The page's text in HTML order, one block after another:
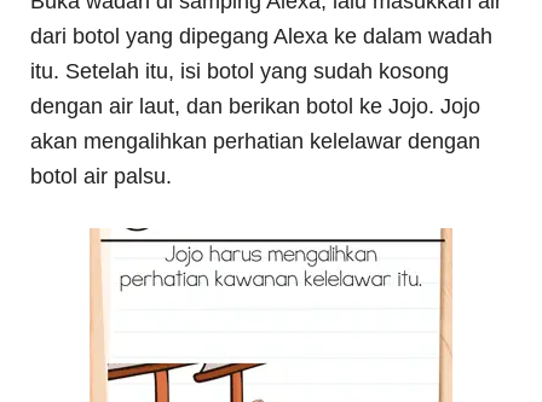
dari botol yang dipegang Alexa ke dalam wadah
itu. Setelah itu, isi botol yang sudah kosong
dengan air laut, dan berikan botol ke Jojo. Jojo
akan mengalihkan perhatian kelelawar dengan
botol air palsu.